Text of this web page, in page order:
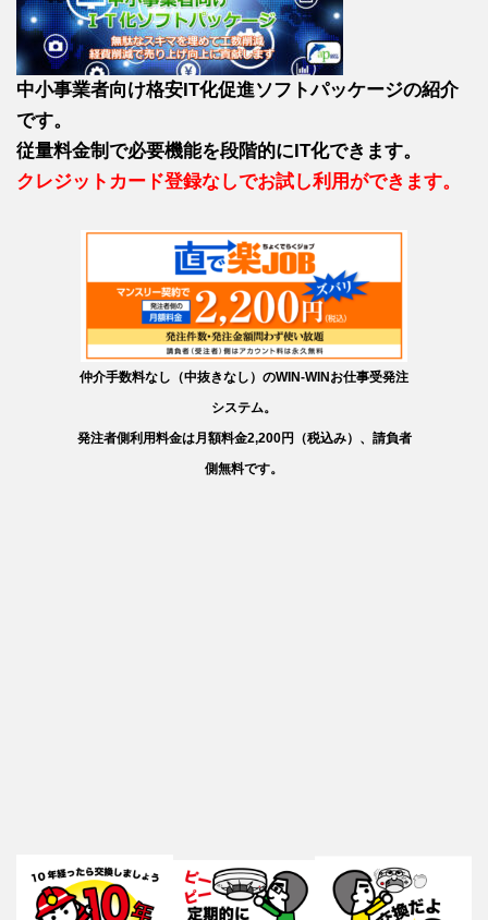
中小事業者向け格安IT化促進ソフトパッケージの紹介
です。
従量料金制で必要機能を段階的にIT化できます。
クレジットカード登録なしでお試し利用ができます。
仲介手数料なし（中抜きなし）のWIN-WINお仕事受発注
システム。
発注者側利用料金は月額料金2,200円（税込み）、請負者
側無料です。